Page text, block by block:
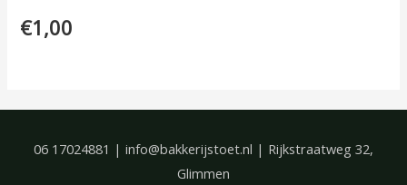
€1,00
06 17024881 | info@bakkerijstoet.nl | Rijkstraatweg 32,
Glimmen